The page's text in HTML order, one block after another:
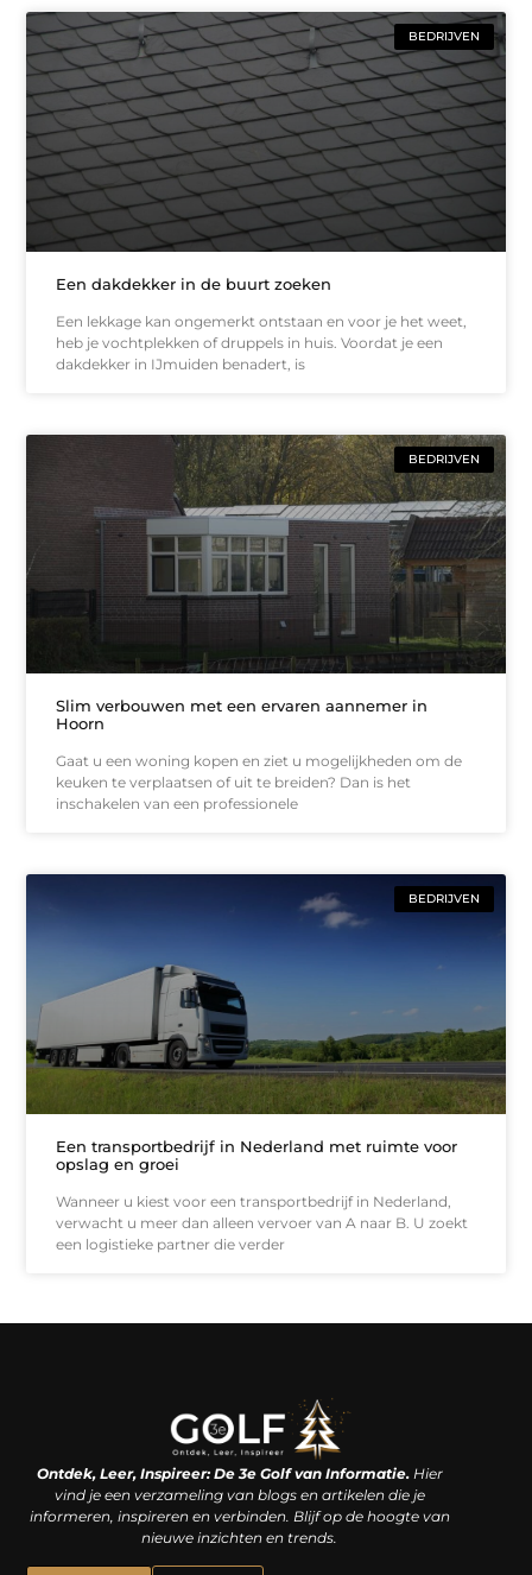
BEDRIJVEN
Een dakdekker in de buurt zoeken
Een lekkage kan ongemerkt ontstaan en voor je het weet,
heb je vochtplekken of druppels in huis. Voordat je een
dakdekker in IJmuiden benadert, is
BEDRIJVEN
Slim verbouwen met een ervaren aannemer in
Hoorn
Gaat u een woning kopen en ziet u mogelijkheden om de
keuken te verplaatsen of uit te breiden? Dan is het
inschakelen van een professionele
BEDRIJVEN
Een transportbedrijf in Nederland met ruimte voor
opslag en groei
Wanneer u kiest voor een transportbedrijf in Nederland,
verwacht u meer dan alleen vervoer van A naar B. U zoekt
een logistieke partner die verder
Ontdek, Leer, Inspireer: De 3e Golf van Informatie.Hier
vind je een verzameling van blogs en artikelen die je
informeren, inspireren en verbinden. Blijf op de hoogte van
nieuwe inzichten en trends.